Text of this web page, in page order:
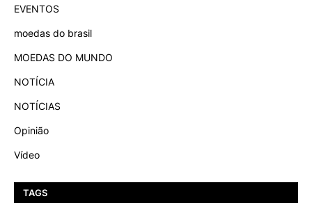
EVENTOS
moedas do brasil
MOEDAS DO MUNDO
NOTÍCIA
NOTÍCIAS
Opinião
Vídeo
TAGS